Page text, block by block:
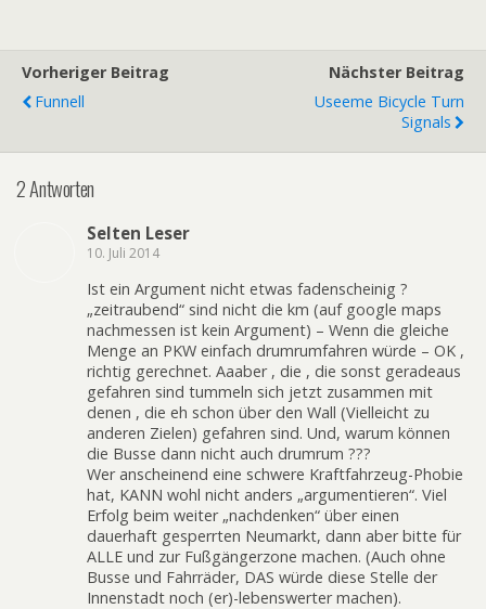
Vorheriger Beitrag
Funnell
Nächster Beitrag
Useeme Bicycle Turn
Signals
2 Antworten
Selten Leser
10. Juli 2014
Ist ein Argument nicht etwas fadenscheinig ?
„zeitraubend“ sind nicht die km (auf google maps
nachmessen ist kein Argument) – Wenn die gleiche
Menge an PKW einfach drumrumfahren würde – OK ,
richtig gerechnet. Aaaber , die , die sonst geradeaus
gefahren sind tummeln sich jetzt zusammen mit
denen , die eh schon über den Wall (Vielleicht zu
anderen Zielen) gefahren sind. Und, warum können
die Busse dann nicht auch drumrum ???
Wer anscheinend eine schwere Kraftfahrzeug-Phobie
hat, KANN wohl nicht anders „argumentieren“. Viel
Erfolg beim weiter „nachdenken“ über einen
dauerhaft gesperrten Neumarkt, dann aber bitte für
ALLE und zur Fußgängerzone machen. (Auch ohne
Busse und Fahrräder, DAS würde diese Stelle der
Innenstadt noch (er)-lebenswerter machen).